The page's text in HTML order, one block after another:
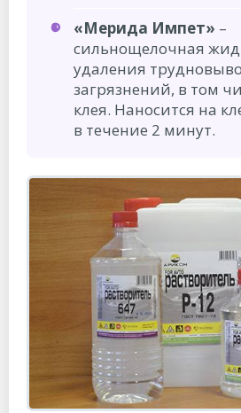
«Мерида Импет» –
сильнощелочная
удаления
загрязнений, в том
клея. Наносится на
в течение 2 минут.